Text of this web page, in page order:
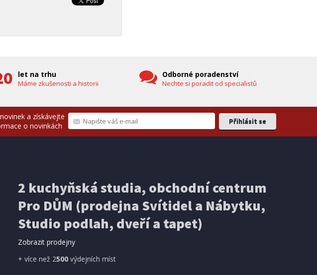
let na trhu
Máme zkušenosti a historii
Odborné poradenství
Nechte si poradit od specialistů
a získávejte
o novinkách
2 kuchyňská studia, obchodní centrum
Pro DŮM (prodejna Svítidel a Nábytku,
Studio podlah, dveří a tapet)
Zobrazit prodejny
+ více než 2500výdejních míst